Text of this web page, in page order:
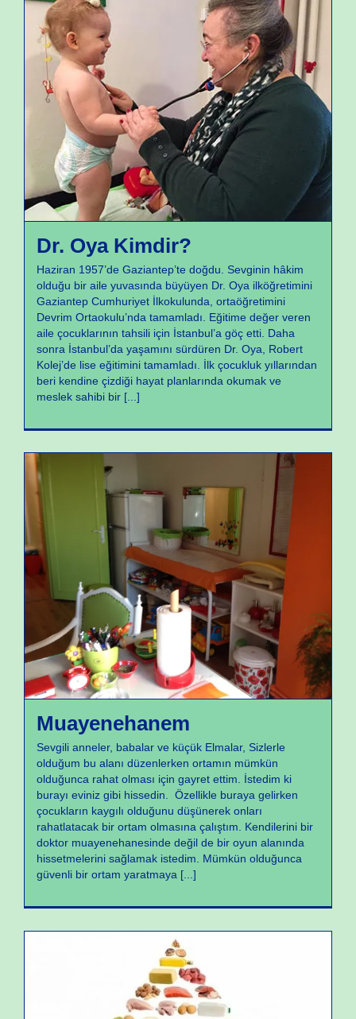
Doktor Oya
Dr. Oya Kimdir?
Haziran 1957’de Gaziantep’te doğdu. Sevginin hâkim
olduğu bir aile yuvasında büyüyen Dr. Oya ilköğretimini
Gaziantep Cumhuriyet İlkokulunda, ortaöğretimini
Devrim Ortaokulu’nda tamamladı. Eğitime değer veren
aile çocuklarının tahsili için İstanbul’a göç etti. Daha
sonra İstanbul’da yaşamını sürdüren Dr. Oya, Robert
Kolej’de lise eğitimini tamamladı. İlk çocukluk yıllarından
beri kendine çizdiği hayat planlarında okumak ve
meslek sahibi bir [...]
Doktor Oya
Muayenehanem
Sevgili anneler, babalar ve küçük Elmalar, Sizlerle
olduğum bu alanı düzenlerken ortamın mümkün
olduğunca rahat olması için gayret ettim. İstedim ki
burayı eviniz gibi hissedin. Özellikle buraya gelirken
çocukların kaygılı olduğunu düşünerek onları
rahatlatacak bir ortam olmasına çalıştım. Kendilerini bir
doktor muayenehanesinde değil de bir oyun alanında
hissetmelerini sağlamak istedim. Mümkün olduğunca
güvenli bir ortam yaratmaya [...]